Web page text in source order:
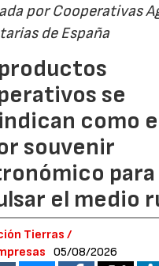
por Cooperativas
de España
se
como
souvenir
para
el medio
Tierras /
05/08/2026